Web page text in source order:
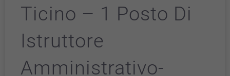
Ticino – 1 Posto Di
Istruttore
Amministrativo-